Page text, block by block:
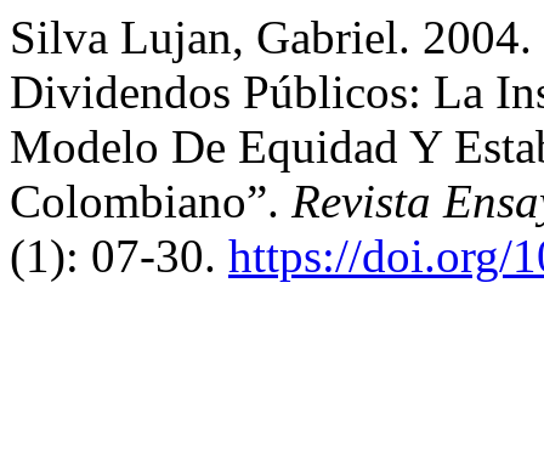
Silva Lujan, Gabriel. 2004.
Dividendos Públicos: La
Modelo De Equidad Y
Colombiano”. Revista
(1): 07-30. https://doi.org/